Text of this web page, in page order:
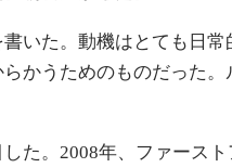
いた。動機はとても日
かうためのものだった
た。2008年、ファース